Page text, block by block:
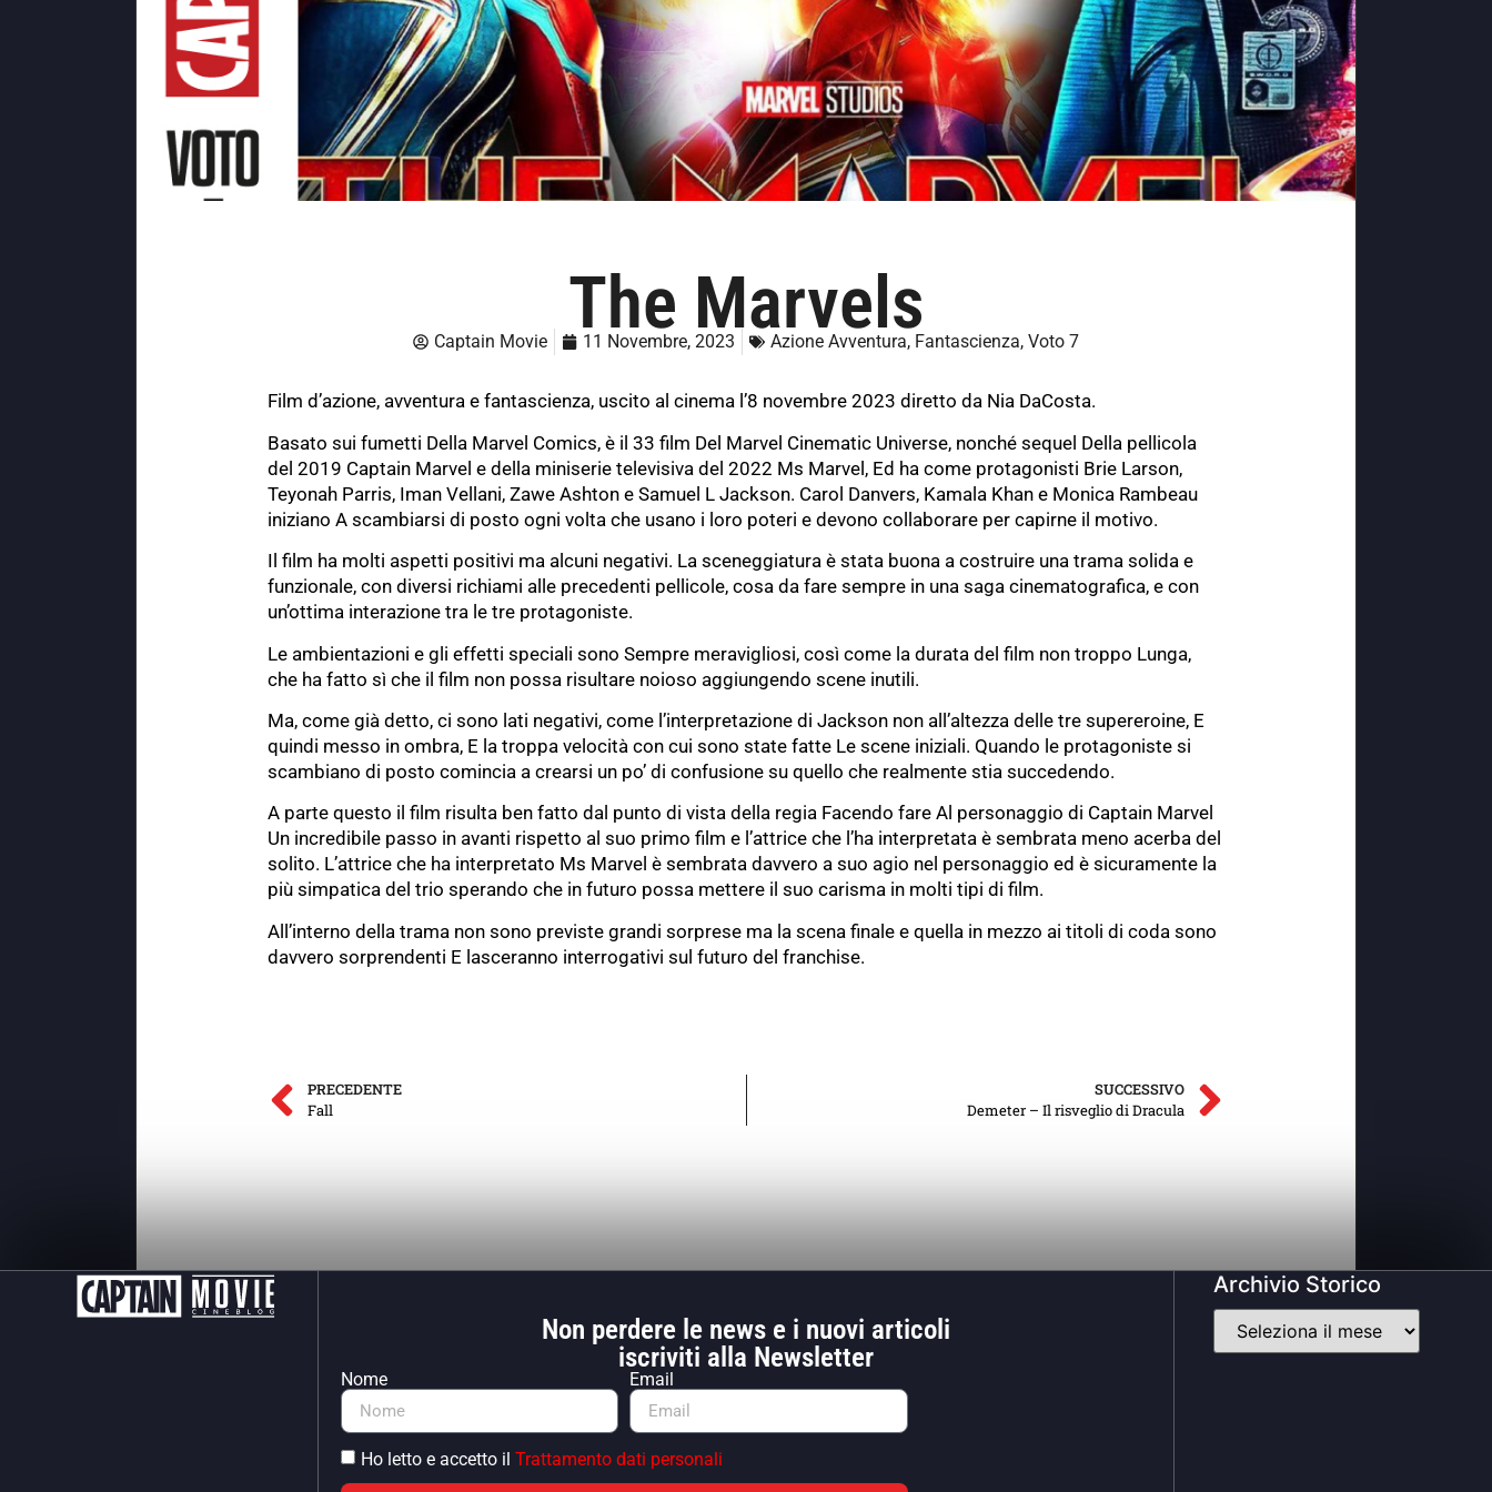
The Marvels
Captain Movie 11 Novembre, 2023 Azione Avventura, Fantascienza, Voto 7
Film d’azione, avventura e fantascienza, uscito al cinema l’8 novembre 2023 diretto da Nia DaCosta.
Basato sui fumetti Della Marvel Comics, è il 33 film Del Marvel Cinematic Universe, nonché sequel Della pellicola
del 2019 Captain Marvel e della miniserie televisiva del 2022 Ms Marvel, Ed ha come protagonisti Brie Larson,
Teyonah Parris, Iman Vellani, Zawe Ashton e Samuel L Jackson. Carol Danvers, Kamala Khan e Monica Rambeau
iniziano A scambiarsi di posto ogni volta che usano i loro poteri e devono collaborare per capirne il motivo.
Il film ha molti aspetti positivi ma alcuni negativi. La sceneggiatura è stata buona a costruire una trama solida e
funzionale, con diversi richiami alle precedenti pellicole, cosa da fare sempre in una saga cinematografica, e con
un’ottima interazione tra le tre protagoniste.
Le ambientazioni e gli effetti speciali sono Sempre meravigliosi, così come la durata del film non troppo Lunga,
che ha fatto sì che il film non possa risultare noioso aggiungendo scene inutili.
Ma, come già detto, ci sono lati negativi, come l’interpretazione di Jackson non all’altezza delle tre supereroine, E
quindi messo in ombra, E la troppa velocità con cui sono state fatte Le scene iniziali. Quando le protagoniste si
scambiano di posto comincia a crearsi un po’ di confusione su quello che realmente stia succedendo.
A parte questo il film risulta ben fatto dal punto di vista della regia Facendo fare Al personaggio di Captain Marvel
Un incredibile passo in avanti rispetto al suo primo film e l’attrice che l’ha interpretata è sembrata meno acerba del
solito. L’attrice che ha interpretato Ms Marvel è sembrata davvero a suo agio nel personaggio ed è sicuramente la
più simpatica del trio sperando che in futuro possa mettere il suo carisma in molti tipi di film.
All’interno della trama non sono previste grandi sorprese ma la scena finale e quella in mezzo ai titoli di coda sono
davvero sorprendenti E lasceranno interrogativi sul futuro del franchise.
PRECEDENTE
Fall
SUCCESSIVO
Demeter – Il risveglio di Dracula
Non perdere le news e i nuovi articoli
iscriviti alla Newsletter
Nome Email
Ho letto e accetto il Trattamento dati personali
Archivio Storico